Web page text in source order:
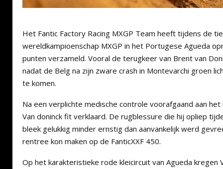
Het Fantic Factory Racing MXGP Team heeft tijdens de
wereldkampioenschap MXGP in het Portugese Agueda
punten verzameld. Vooral de terugkeer van Brent van
nadat de Belg na zijn zware crash in Montevarchi groen
te komen.
Na een verplichte medische controle voorafgaand aan
Van doninck fit verklaard. De rugblessure die hij opliep
bleek gelukkig minder ernstig dan aanvankelijk werd
rentree kon maken op de FanticXXF 450.
Op het karakteristieke rode kleicircuit van Agueda kregen